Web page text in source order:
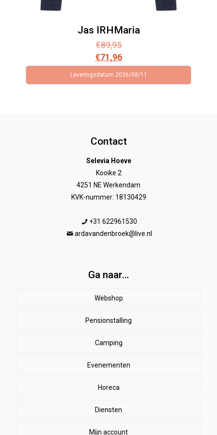
Jas IRHMaria
€89,95
€71,96
Leveringsdatum 2026/08/11
Contact
Selevia Hoeve
Kooike 2
4251 NE Werkendam
KVK-nummer: 18130429
+31 622961530
ardavandenbroek@live.nl
Ga naar…
Webshop
Paard
Beenbeschermers
EHBO
Dekens
zweetdekens
vliegendekens
Halsters & touwen
Likstenen
Ruiter
Herenkleding
Dames paardrijkleding
bodywarmers
Jassen
Kinderen
Lange mouw en trainingsshirts
Sporen en zwepen
Stal
SALE
Winkelmand
Pensionstalling
Camping
Evenementen
Horeca
Diensten
Mijn account